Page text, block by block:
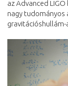
az Advanced
nagy